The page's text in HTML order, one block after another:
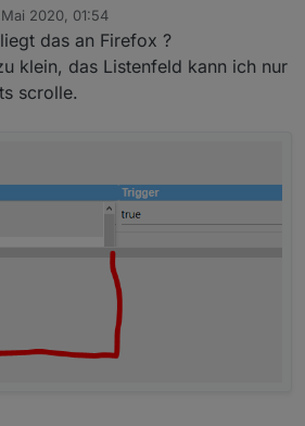
nicht viele Alarm Kontakte, aber
doch ein paar.
was ich mir wünsche würde, wäre
aller aktueller angesprochener
in welcher Form
gerade angesprochen haben. Somit
man sich, dass alle Aktoren einzeln
ich mal ne Idee habe, die zu aufwendig
es mir einfach und vergiss es.
2020, 01:54
das an Firefox ?
klein, das Listenfeld kann ich nur
scrolle.